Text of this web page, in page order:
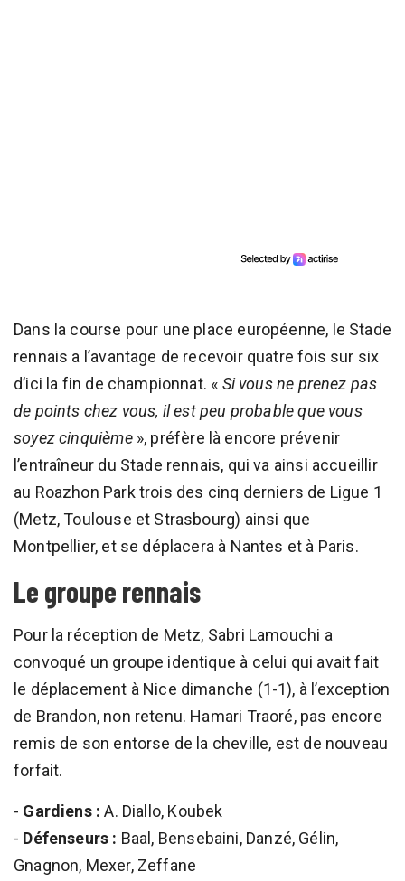
Dans la course pour une place européenne, le Stade
rennais a l’avantage de recevoir quatre fois sur six
d’ici la fin de championnat. « Si vous ne prenez pas
de points chez vous, il est peu probable que vous
soyez cinquième», préfère là encore prévenir
l’entraîneur du Stade rennais, qui va ainsi accueillir
au Roazhon Park trois des cinq derniers de Ligue 1
(Metz, Toulouse et Strasbourg) ainsi que
Montpellier, et se déplacera à Nantes et à Paris.
Le groupe rennais
Pour la réception de Metz, Sabri Lamouchi a
convoqué un groupe identique à celui qui avait fait
le déplacement à Nice dimanche (1-1), à l’exception
de Brandon, non retenu. Hamari Traoré, pas encore
remis de son entorse de la cheville, est de nouveau
forfait.
- Gardiens : A. Diallo, Koubek
- Défenseurs : Baal, Bensebaini, Danzé, Gélin,
Gnagnon, Mexer, Zeffane